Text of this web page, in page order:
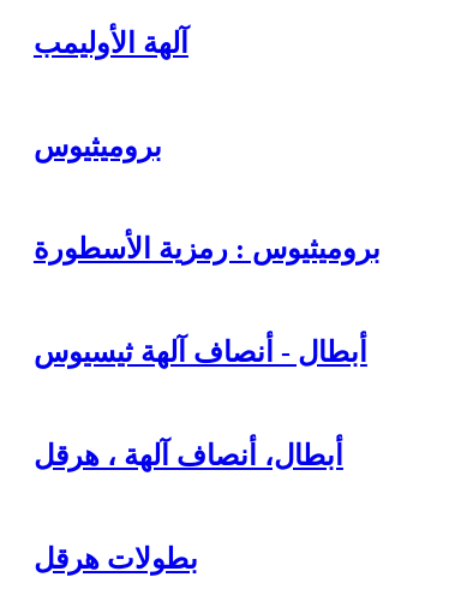
آلهة الأوليمب
بروميثيوس
بروميثيوس : رمزية الأسطورة
أبطال - أنصاف آلهة ثيسيوس
أبطال، أنصاف آلهة ، هرقل
بطولات هرقل